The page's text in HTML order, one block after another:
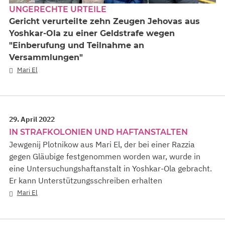
UNGERECHTE URTEILE
Gericht verurteilte zehn Zeugen Jehovas aus
Yoshkar-Ola zu einer Geldstrafe wegen
"Einberufung und Teilnahme an
Versammlungen"
Mari El
29. April 2022
IN STRAFKOLONIEN UND HAFTANSTALTEN
Jewgenij Plotnikow aus Mari El, der bei einer Razzia
gegen Gläubige festgenommen worden war, wurde in
eine Untersuchungshaftanstalt in Yoshkar-Ola gebracht.
Er kann Unterstützungsschreiben erhalten
Mari El